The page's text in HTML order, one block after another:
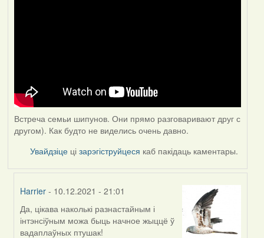
Встреча семьи шипунов. Они прямо разговаривают друг с
другом). Как будто не виделись очень давно.
Увайдзіце цізарэгіструйцеся каб пакідаць каментары.
Harrier - 10.12.2021 - 21:01
In
reply
Да, цікава наколькі разнастайным і
інтэнсіўным можа быць начное жыццё ў
вадаплаўных птушак!